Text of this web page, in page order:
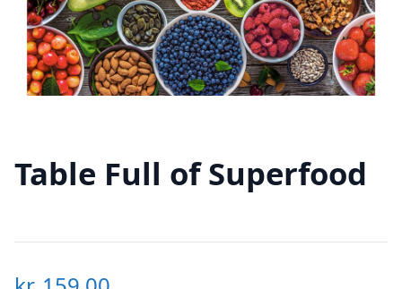
Table Full of Superfood